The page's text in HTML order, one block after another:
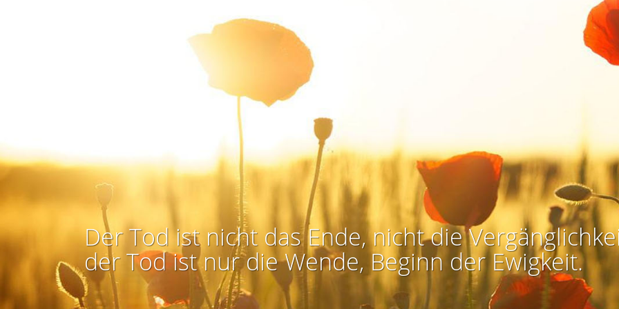
Der Tod ist nicht das Ende, nicht die
der Tod ist nur die Wende, Beginn der Ewigkeit.